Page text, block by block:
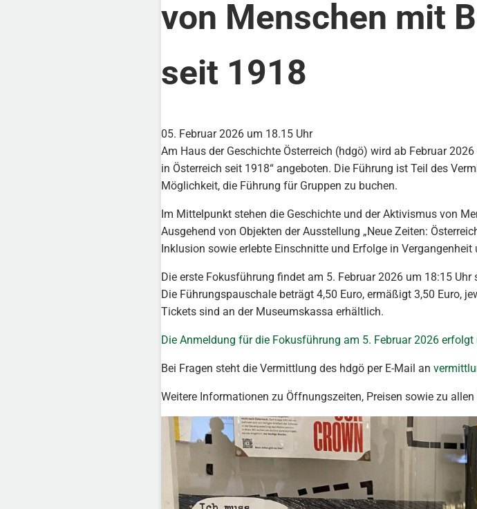
von Menschen mit
seit 1918
05. Februar 2026 um 18.15 Uhr
Am Haus der Geschichte Österreich (hdgö) wird ab Februar
in Österreich seit 1918“ angeboten. Die Führung ist Teil des
Möglichkeit, die Führung für Gruppen zu buchen.
Im Mittelpunkt stehen die Geschichte und der Aktivismus von
Ausgehend von Objekten der Ausstellung „Neue Zeiten:
Inklusion sowie erlebte Einschnitte und Erfolge in Vergangenheit
Die erste Fokusführung findet am 5. Februar 2026 um 18:15
Die Führungspauschale beträgt 4,50 Euro, ermäßigt 3,50 Euro,
Tickets sind an der Museumskassa erhältlich.
Die Anmeldung für die Fokusführung am 5. Februar 2026 erfolgt
Bei Fragen steht die Vermittlung des hdgö per E-Mail an
Weitere Informationen zu Öffnungszeiten, Preisen sowie zu